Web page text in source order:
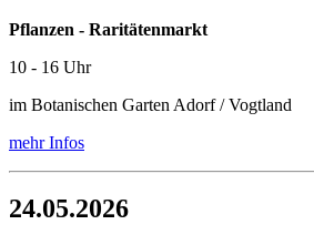
Pflanzen - Raritätenmarkt
10 - 16 Uhr
im Botanischen Garten Adorf / Vogtland
mehr Infos
24.05.2026